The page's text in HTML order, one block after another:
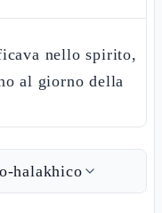
nello spirito,
al giorno della
halakhico